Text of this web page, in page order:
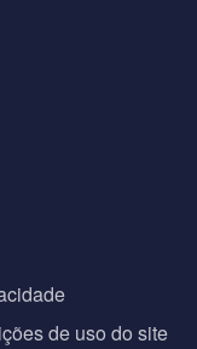
de uso do site